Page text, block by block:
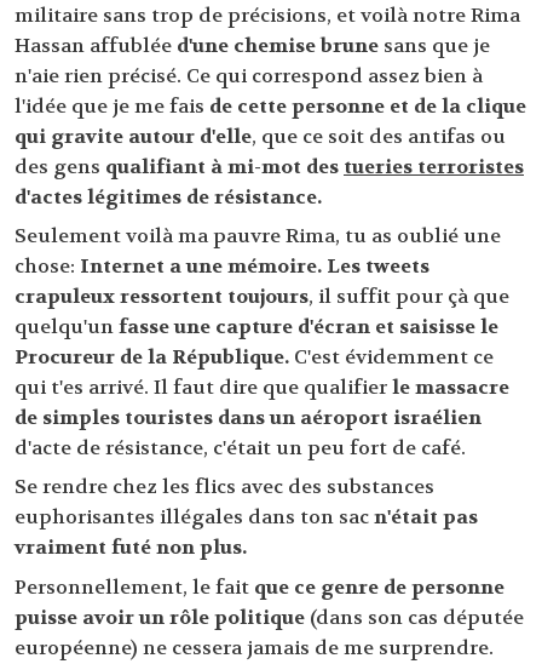
militaire sans trop de précisions, et voilà notre Rima
Hassan affublée d'une chemise brune sans que je
n'aie rien précisé. Ce qui correspond assez bien à
l'idée que je me fais de cette personne et de la clique
qui gravite autour d'elle, que ce soit des antifas ou
des gens qualifiant à mi-mot des tueries terroristes
d'actes légitimes de résistance.
Seulement voilà ma pauvre Rima, tu as oublié une
chose: Internet a une mémoire. Les tweets
crapuleux ressortent toujours, il suffit pour çà que
quelqu'unfasse une capture d'écran et saisisse le
Procureur de la République. C'est évidemment ce
qui t'es arrivé. Il faut dire que qualifierle massacre
de simples touristes dans un aéroport israélien
d'acte de résistance, c'était un peu fort de café.
Se rendre chez les flics avec des substances
euphorisantes illégales dans ton sacn'était pas
vraiment futé non plus.
Personnellement, le fait que ce genre de personne
puisse avoir un rôle politique (dans son cas députée
européenne) ne cessera jamais de me surprendre.